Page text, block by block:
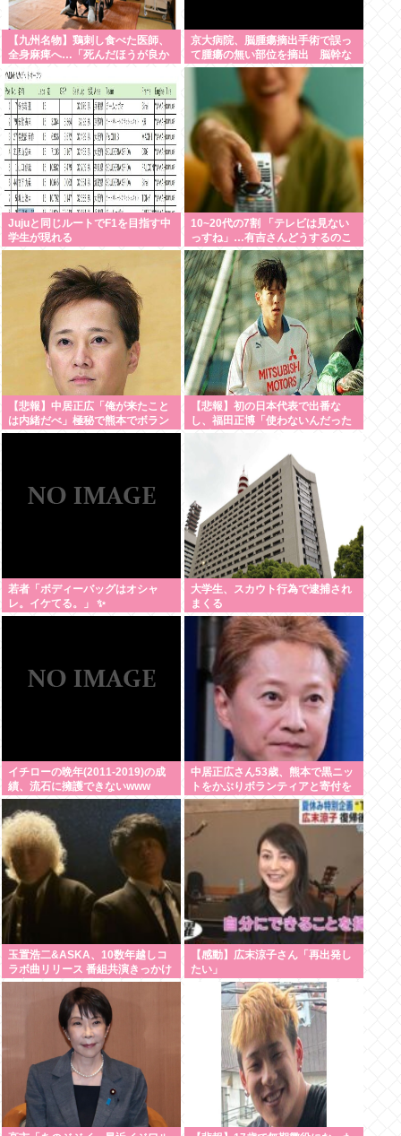
【九州名物】鶏刺し食べた医師、
全身麻痺へ…「死んだほうが良か
京大病院、脳腫瘍摘出手術で誤っ
て腫瘍の無い部位を摘出 脳幹な
ど損傷受け植物状態に
Jujuと同じルートでF1を目指す中
学生が現れる
10~20代の7割 「テレビは見ない
っすね」…有吉さんどうするのこ
れ
【悲報】中居正広「俺が来たこと
は内緒だべ」極秘で熊本でボラン
ティアをしていた
【悲報】初の日本代表で出番な
し、福田正博「使わないんだった
若者「ボディーバッグはオシャ
レ。イケてる。」 ✨
大学生、スカウト行為で逮捕され
まくる
イチローの晩年(2011-2019)の成
績、流石に擁護できないwww
中居正広さん53歳、熊本で黒ニッ
トをかぶりボランティアと寄付を
している模様
玉置浩二&ASKA、10数年越しコ
ラボ曲リリース 番組共演きっかけ
で実現…同い年盟友の完全合作
【感動】広末涼子さん「再出発し
たい」